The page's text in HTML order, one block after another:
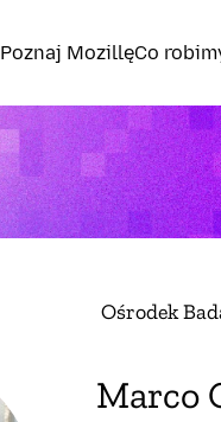
Poznaj MozillęCo
Ośrodek
Marco